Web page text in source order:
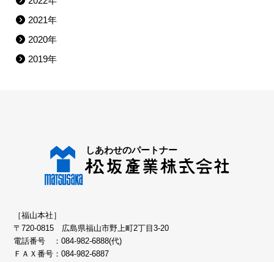
2021年
2020年
2019年
［福山本社］
〒720-0815 広島県福山市野上町2丁目3-20
電話番号 ：084-982-6888(代)
ＦＡＸ番号：084-982-6887